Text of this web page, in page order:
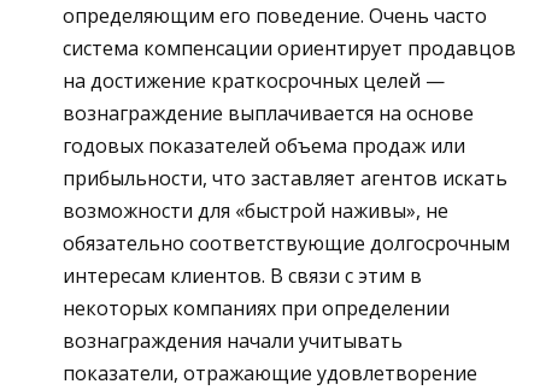
определяющим его поведение. Очень часто
система компенсации ориентирует продавцов
на достижение краткосрочных целей —
вознаграждение выплачивается на основе
годовых показателей объема продаж или
прибыльности, что заставляет агентов искать
возможности для «быстрой наживы», не
обязательно соответствующие долгосрочным
интересам клиентов. В связи с этим в
некоторых компаниях при определении
вознаграждения начали учитывать
показатели, отражающие удовлетворение